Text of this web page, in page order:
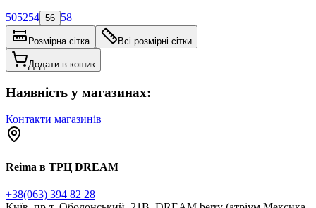
505254 56 58
Розмірна сітка Всі розмірні сітки
Додати в кошик
Наявність у магазинах:
Контакти магазинів
Reima в ТРЦ DREAM
+38(063) 394 82 28